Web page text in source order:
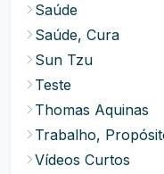
Saúde
Saúde, Cura
Sun Tzu
Teste
Thomas Aquinas
Trabalho,
Vídeos Curtos